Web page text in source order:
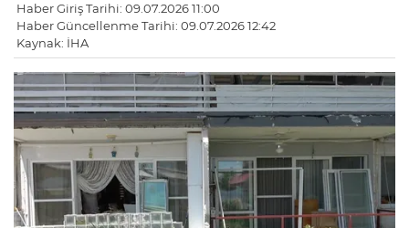
Haber Giriş Tarihi: 09.07.2026 11:00
Haber Güncellenme Tarihi: 09.07.2026 12:42
Kaynak: İHA